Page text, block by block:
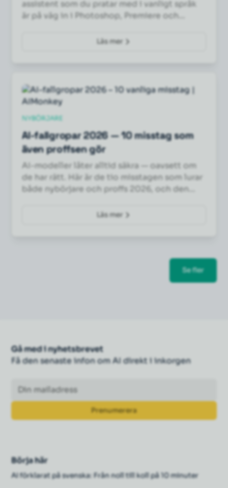
assistent som du pratar med i vanligt språk
är på väg in i Photoshop, Premiere och
Läs mer
NYBÖRJARE
AI-fallgropar 2026 — 10 misstag som
även proffsen gör
AI-modeller låter alltid säkra — oavsett om
de har rätt. Här är de tio misstagen som lurar
både nybörjare och proffs 2026, och den
Läs mer
Se fler
Gå med i nyhetsbrevet
Få den senaste infon om AI direkt i inkorgen
Börja här
AI förklarat på svenska: Från noll till koll på 10 minuter